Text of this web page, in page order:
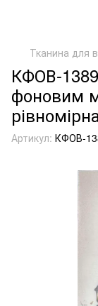
Тканина для
КФОВ-
фоновим
Артикул: КФОВ-